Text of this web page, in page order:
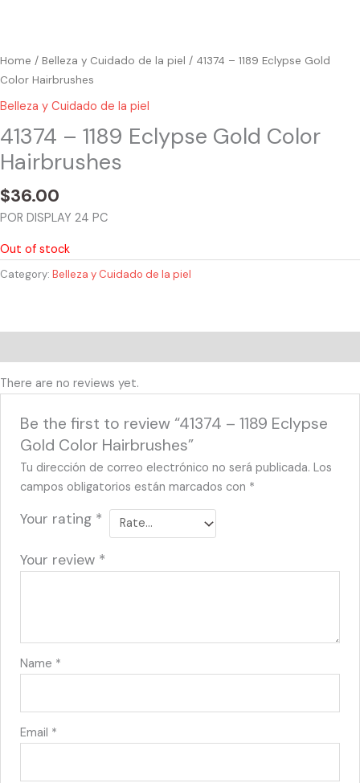
Home / Belleza y Cuidado de la piel / 41374 – 1189 Eclypse Gold
Color Hairbrushes
Belleza y Cuidado de la piel
41374 – 1189 Eclypse Gold Color
Hairbrushes
$36.00
POR DISPLAY 24 PC
Out of stock
Category: Belleza y Cuidado de la piel
There are no reviews yet.
Be the first to review “41374 – 1189 Eclypse
Gold Color Hairbrushes”
Tu dirección de correo electrónico no será publicada. Los
campos obligatorios están marcados con *
Your rating *
Your review *
Name *
Email *